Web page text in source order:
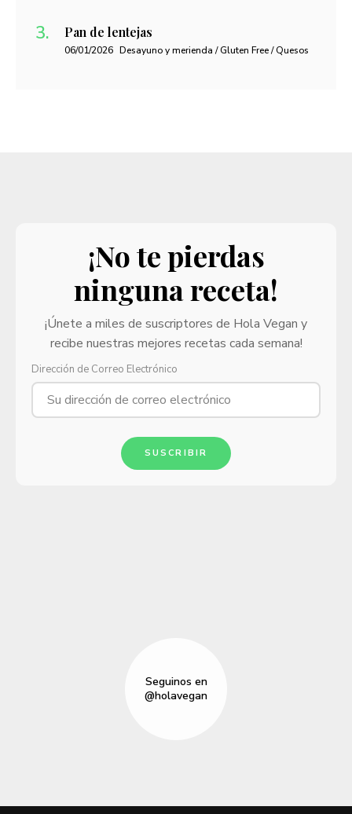
Pan de lentejas
06/01/2026 Desayuno y merienda / Gluten Free / Quesos
¡No te pierdas
ninguna receta!
¡Únete a miles de suscriptores de Hola Vegan y
recibe nuestras mejores recetas cada semana!
Dirección de Correo Electrónico
SUSCRIBIR
Seguinos en
@holavegan